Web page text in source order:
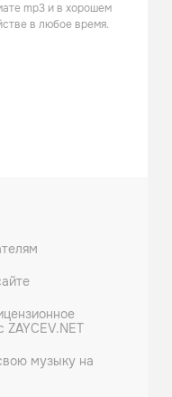
mp3 и в хорошем
в любое время.
ZAYCEV.NET
музыку на